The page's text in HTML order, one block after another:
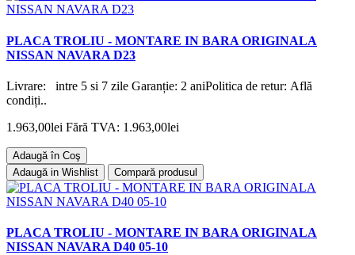
PLACA TROLIU - MONTARE IN BARA ORIGINALA
NISSAN NAVARA D23
Livrare: intre 5 si 7 zile Garanție: 2 aniPolitica de retur: Află
condiți..
1.963,00lei Fără TVA: 1.963,00lei
Adaugă în Coş
Adaugă in Wishlist
Compară produsul
PLACA TROLIU - MONTARE IN BARA ORIGINALA
NISSAN NAVARA D40 05-10